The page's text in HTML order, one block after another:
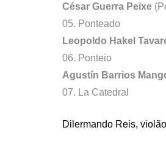
César Guerra Peixe
05. Ponteado
Leopoldo Hakel
06. Ponteio
Agustín Barrios
07. La Catedral
Dilermando Reis, violão